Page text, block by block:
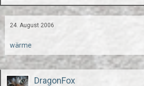
24. August 2006
wärme
DragonFox